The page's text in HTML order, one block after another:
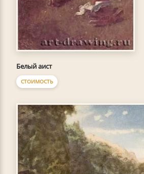
Белый аист
СТОИМОСТЬ